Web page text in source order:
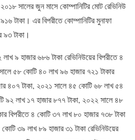
সালের জুন মাসে কোম্পানিটির মোট রেভিনিউ
টাকা। এর বিপরীতে কোম্পানিটির মুনাফা
৯৩ টাকা।
৯ হাজার ৬৮৬ টাকা রেভিনিউয়ের বিপরীতে ৪
৫৮ কোটি ৪০ লাখ ৯৬ হাজার ৭২১ টাকার
৪০৭ টাকা, ২০২১ সালে ৪৫ কোটি ৬৮ লাখ ৫৪
৯২ লাখ ১৭ হাজার ৮৭৭ টাকা, ২০২২ সালে ৪৮
বিপরীতে ৪ কোটি ৩৭ লাখ ৮০ হাজার ৭৩৮ টাকা
৩৯ লাখ ৮৯ হাজার ৩১ টাকা রেভিনিউয়ের